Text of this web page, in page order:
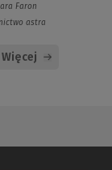
Faron
astra
Więcej